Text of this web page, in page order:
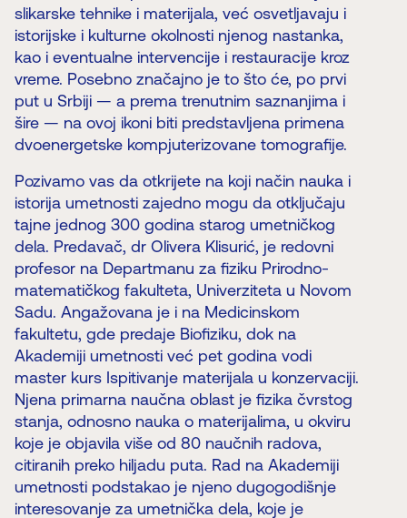
slikarske tehnike i materijala, već osvetljavaju i
istorijske i kulturne okolnosti njenog nastanka,
kao i eventualne intervencije i restauracije kroz
vreme. Posebno značajno je to što će, po prvi
put u Srbiji — a prema trenutnim saznanjima i
šire — na ovoj ikoni biti predstavljena primena
dvoenergetske kompjuterizovane tomografije.
Pozivamo vas da otkrijete na koji način nauka i
istorija umetnosti zajedno mogu da otključaju
tajne jednog 300 godina starog umetničkog
dela. Predavač, dr Olivera Klisurić, je redovni
profesor na Departmanu za fiziku Prirodno-
matematičkog fakulteta, Univerziteta u Novom
Sadu. Angažovana je i na Medicinskom
fakultetu, gde predaje Biofiziku, dok na
Akademiji umetnosti već pet godina vodi
master kurs Ispitivanje materijala u konzervaciji.
Njena primarna naučna oblast je fizika čvrstog
stanja, odnosno nauka o materijalima, u okviru
koje je objavila više od 80 naučnih radova,
citiranih preko hiljadu puta. Rad na Akademiji
umetnosti podstakao je njeno dugogodišnje
interesovanje za umetnička dela, koje je